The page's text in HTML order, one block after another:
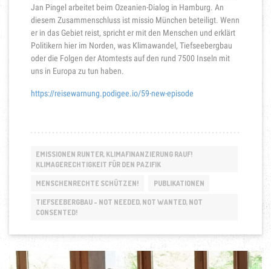
Jan Pingel arbeitet beim Ozeanien-Dialog in Hamburg. An
diesem Zusammenschluss ist missio München beteiligt. Wenn
er in das Gebiet reist, spricht er mit den Menschen und erklärt
Politikern hier im Norden, was Klimawandel, Tiefseebergbau
oder die Folgen der Atomtests auf den rund 7500 Inseln mit
uns in Europa zu tun haben.
https://reisewarnung.podigee.io/59-new-episode
EMISSIONEN RUNTER, KLIMAFINANZIERUNG RAUF!
KLIMAGERECHTIGKEIT FÜR DEN PAZIFIK
MENSCHENRECHTE SCHÜTZEN! PUBLIKATIONEN
TIEFSEEBERGBAU - NOT NEEDED, NOT WANTED, NOT
CONSENTED!